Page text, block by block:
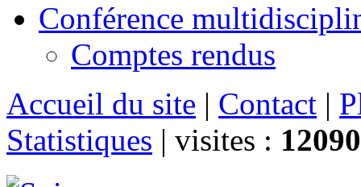
Conférence
Comptes rendus
Accueil du site | Contact |
Statistiques | visites :